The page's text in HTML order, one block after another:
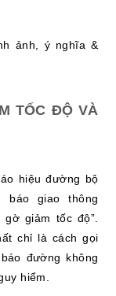
ảnh, ý nghĩa &
TỐC ĐỘ VÀ
hiệu đường bộ
báo giao thông
gờ giảm tốc độ”.
chỉ là cách gọi
đường không
hiểm.